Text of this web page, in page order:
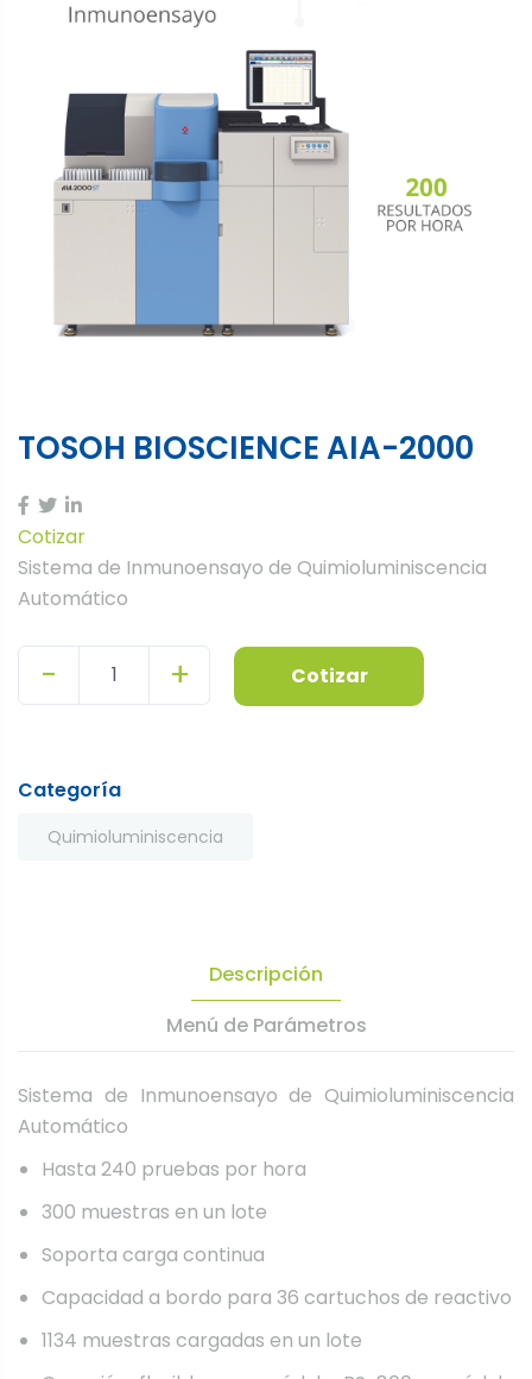
TOSOH BIOSCIENCE AIA-2000
Cotizar
Sistema de Inmunoensayo de Quimioluminiscencia
Automático
- + Cotizar
Categoría
Quimioluminiscencia
Descripción
Menú de Parámetros
Sistema de Inmunoensayo de Quimioluminiscencia
Automático
Hasta 240 pruebas por hora
300 muestras en un lote
Soporta carga continua
Capacidad a bordo para 36 cartuchos de reactivo
1134 muestras cargadas en un lote